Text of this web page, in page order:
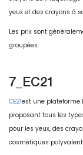
yeux et des crayons à
Les prix sont
groupées.
7_EC21
CE21est une plateforme
proposant tous les
pour les yeux, des
cosmétiques